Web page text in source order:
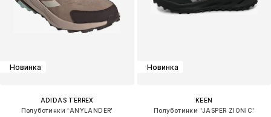
Новинка
ADIDAS TERREX
Полуботинки 'ANYLANDER'
Новинка
KEEN
Полуботинки 'JASPER ZIONIC'